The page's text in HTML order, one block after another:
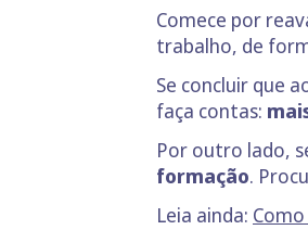
Comece por
trabalho, de
Se concluir que
faça contas:
Por outro lado,
formação.
Leia ainda: